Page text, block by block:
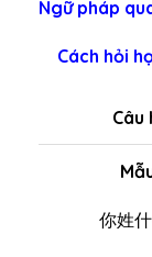
Ngữ pháp
Cách hỏi
Câu
你姓